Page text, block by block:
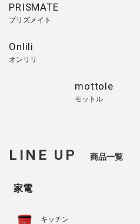
PRISMATE
プリズメイト
Onlili
オンリリ
mottole
モットル
LINE UP 商品一覧
家電
キッチン